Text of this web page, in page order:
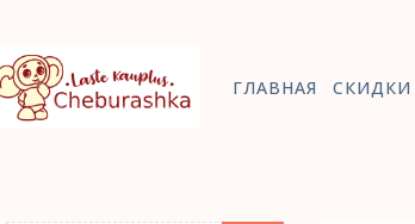
ГЛАВНАЯ СКИДКИ